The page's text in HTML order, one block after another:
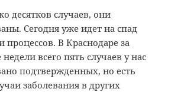
десятков случаев, они
Сегодня уже идет на спад
процессов. В Краснодаре за
всего пять случаев у нас
подтвержденных, но есть
заболевания в других